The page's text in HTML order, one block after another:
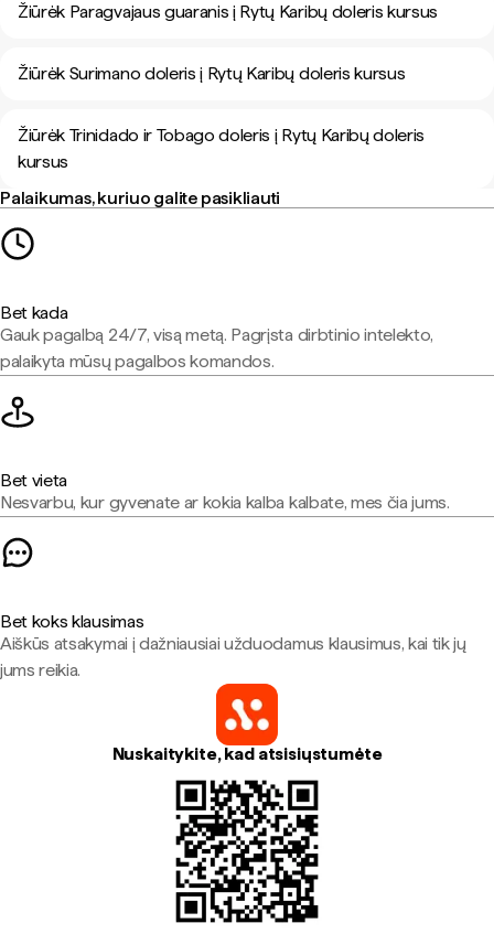
Žiūrėk Paragvajaus guaranis į Rytų Karibų doleris kursus
Žiūrėk Surimano doleris į Rytų Karibų doleris kursus
Žiūrėk Trinidado ir Tobago doleris į Rytų Karibų doleris
kursus
Palaikumas, kuriuo galite pasikliauti
Bet kada
Gauk pagalbą 24/7, visą metą. Pagrįsta dirbtinio intelekto,
palaikyta mūsų pagalbos komandos.
Bet vieta
Nesvarbu, kur gyvenate ar kokia kalba kalbate, mes čia jums.
Bet koks klausimas
Aiškūs atsakymai į dažniausiai užduodamus klausimus, kai tik jų
jums reikia.
Nuskaitykite, kad atsisiųstumėte